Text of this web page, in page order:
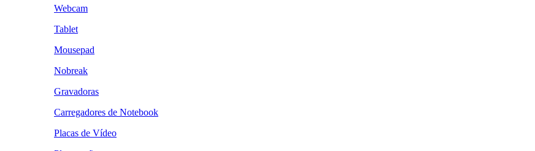
Webcam
Tablet
Mousepad
Nobreak
Gravadoras
Carregadores de Notebook
Placas de Vídeo